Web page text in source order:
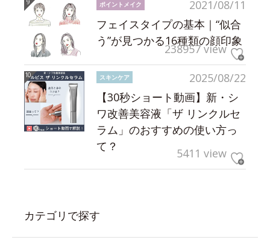
2021/08/11
ポイントメイク
フェイスタイプの基本｜“似合
う”が見つかる16種類の顔印象
238957 view
2025/08/22
スキンケア
【30秒ショート動画】新・シ
ワ改善美容液「ザ リンクルセ
ラム」のおすすめの使い方っ
て？
5411 view
カテゴリで探す